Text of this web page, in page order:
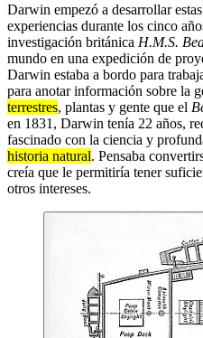
Darwin empezó a desarrollar
experiencias durante los cinco
investigación británica H.M.S.
mundo en una expedición de
Darwin estaba a bordo para
para anotar información sobre la
terrestres, plantas y gente que el
en 1831, Darwin tenía 22 años,
fascinado con la ciencia y
historia natural. Pensaba
creía que le permitiría tener
otros intereses.